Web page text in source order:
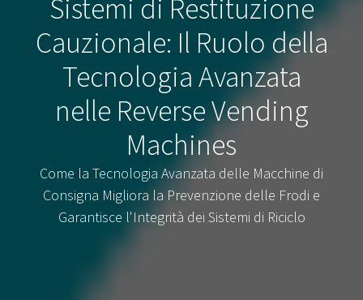
Sistemi di Restituzione
Cauzionale: Il Ruolo della
Tecnologia Avanzata
nelle Reverse Vending
Machines
Come la Tecnologia Avanzata delle Macchine di
Consigna Migliora la Prevenzione delle Frodi e
Garantisce l'Integrità dei Sistemi di Riciclo